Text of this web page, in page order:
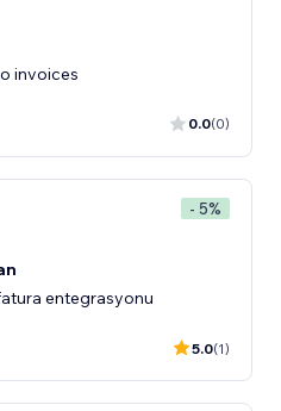
invoices
0.0(0)
- 5%
entegrasyonu
5.0(1)